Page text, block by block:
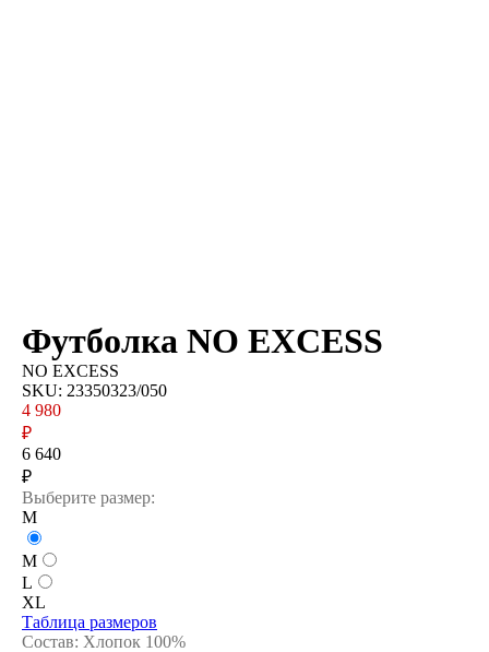
Футболка NO EXCESS
NO EXCESS
SKU: 23350323/050
4 980
₽
6 640
₽
Выберите размер:
M
M
L
XL
Таблица размеров
Состав: Хлопок 100%